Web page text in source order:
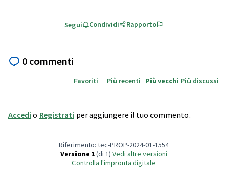
Segui Condividi Rapporto
0 commenti
Favoriti Più recenti Più vecchi Più discussi
Accedi o Registrati per aggiungere il tuo commento.
Riferimento: tec-PROP-2024-01-1554
Versione 1(di 1) vedi altre versioni
Controlla l'impronta digitale